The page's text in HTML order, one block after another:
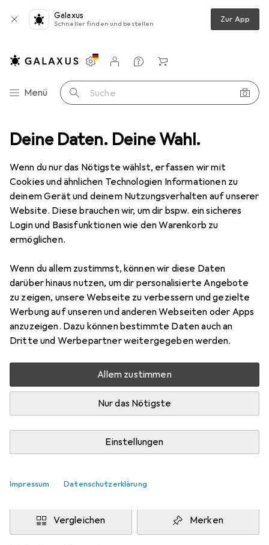
Deine Daten. Deine Wahl.
Wenn du nur das Nötigste wählst, erfassen wir mit
Cookies und ähnlichen Technologien Informationen zu
deinem Gerät und deinem Nutzungsverhalten auf unserer
Website. Diese brauchen wir, um dir bspw. ein sicheres
Login und Basisfunktionen wie den Warenkorb zu
ermöglichen.
Wenn du allem zustimmst, können wir diese Daten
darüber hinaus nutzen, um dir personalisierte Angebote
zu zeigen, unsere Webseite zu verbessern und gezielte
Werbung auf unseren und anderen Webseiten oder Apps
anzuzeigen. Dazu können bestimmte Daten auch an
Dritte und Werbepartner weitergegeben werden.
Allem zustimmen
Nur das Nötigste
Einstellungen
Impressum Datenschutzerklärung
Galaxus
Schneller finden und bestellen Zur App
Navigation nach Kategorien
Menü Suche
Einstellungen
Kundenkonto
Vergleichslisten
Merklisten
Warenkorb
Wandern Wanderschuhe Ecco Terracruise LT Shoes
25 Bilder
EccoTerracruise LT Shoes
Preis in EUR inkl. MwSt.
EUR
110,03
Bewertungen Marke
Mehr von Ecco
Zwischen Mo, 24.8. und Do, 27.8. geliefert
Benachrichtigen, wenn schneller verfügbar
Lieferort angeben für genaue Lieferzeit
Shopping FactoryFR
In den Warenkorb
Vergleichen Merken